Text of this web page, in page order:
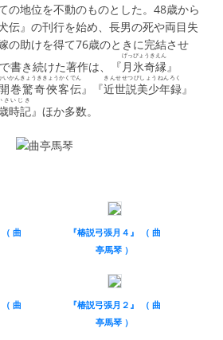
の地位を不動のものとした。48歳から
伝』の刊行を始め、長男の死や両目失
の助けを得て76歳のときに完結させ
書き続けた著作は、『月氷奇縁
げっぴょうきえん
』
開巻驚奇俠客伝
いかんきょうききょうかくでん
』『近世説美少年録
きんせせつびしょうねんろく
』
時記
さいじき
』ほか多数。
『椿説弓張月４』 （ 曲
亭馬琴 ）
『椿説弓張月２』 （ 曲
亭馬琴 ）